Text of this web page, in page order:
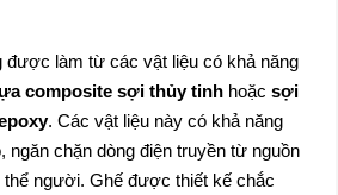
được làm từ các vật liệu có khả năng
composite sợi thủy tinh hoặcsợi
. Các vật liệu này có khả năng
ngăn chặn dòng điện truyền từ nguồn
thể người. Ghế được thiết kế chắc